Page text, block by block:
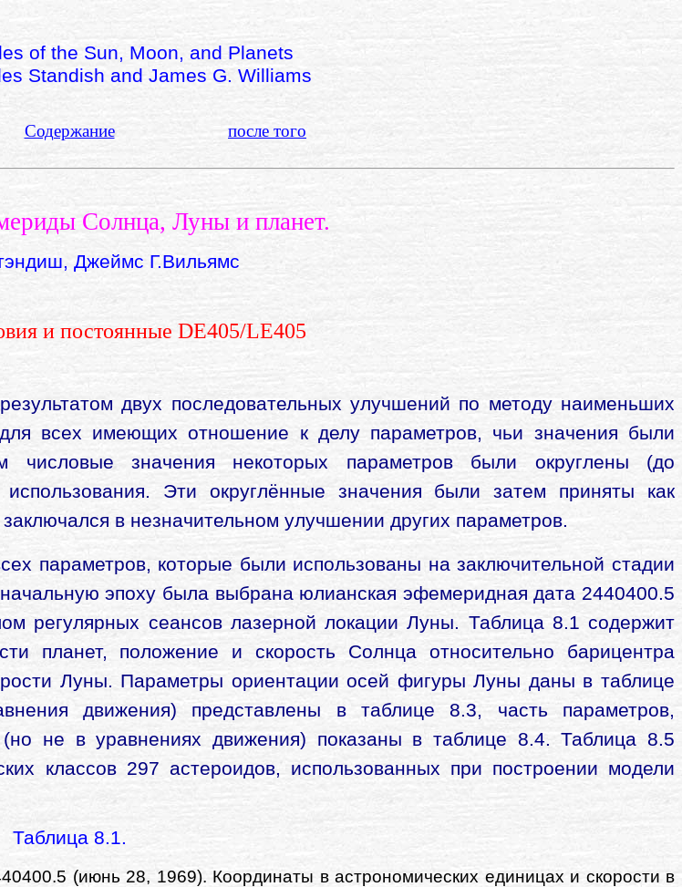
of the Sun, Moon, and Planets
Standish and James G. Williams
Содержание после того
Солнца, Луны и планет.
Джеймс Г.Вильямс
и постоянные DE405/LE405
двух последовательных улучшений по методу наименьших
всех имеющих отношение к делу параметров, чьи значения были
значения некоторых параметров были округлены (до
Эти округлённые значения были затем приняты как
в незначительном улучшении других параметров.
параметров, которые были использованы на заключительной стадии
эпоху была выбрана юлианская эфемеридная дата 2440400.5
регулярных сеансов лазерной локации Луны. Таблица 8.1 содержит
планет, положение и скорость Солнца относительно барицентра
Луны. Параметры ориентации осей фигуры Луны даны в таблице
движения) представлены в таблице 8.3, часть параметров,
не в уравнениях движения) показаны в таблице 8.4. Таблица 8.5
классов 297 астероидов, использованных при построении модели
Таблица 8.1.
(июнь 28, 1969). Координаты в астрономических единицах и скорости в